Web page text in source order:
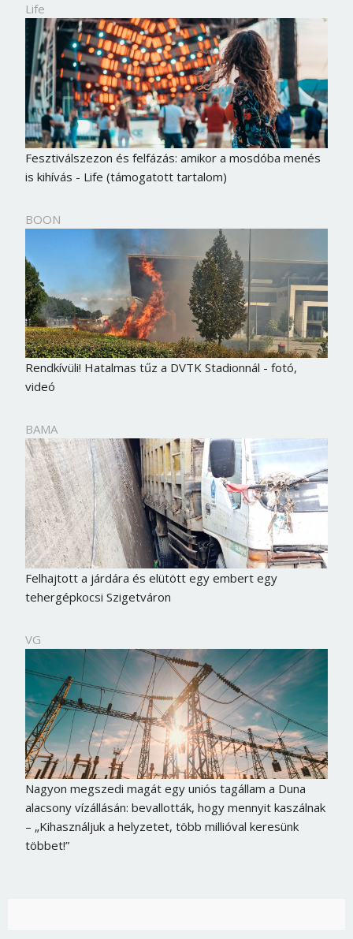
Life
Fesztiválszezon és felfázás: amikor a mosdóba menés
is kihívás - Life (támogatott tartalom)
BOON
Rendkívüli! Hatalmas tűz a DVTK Stadionnál - fotó,
videó
BAMA
Felhajtott a járdára és elütött egy embert egy
tehergépkocsi Szigetváron
VG
Nagyon megszedi magát egy uniós tagállam a Duna
alacsony vízállásán: bevallották, hogy mennyit kaszálnak
– „Kihasználjuk a helyzetet, több millióval keresünk
többet!”